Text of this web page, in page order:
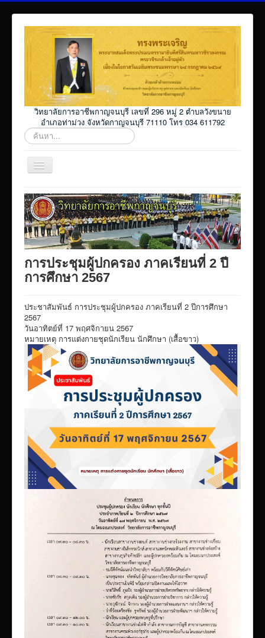
วิทยาลัยการอาชีพกาญจนบุรี เลขที่ 296 หมู่ 2 ตำบลวังขนาย
อำเภอท่าม่วง จังหวัดกาญจนบุรี 71110 โทร 034 611792
ค้นหา...
สลับ
เก
ชั่น
Home
โปรแกรม ศธ02 ออนไลน์
Elearning_kicec
Facebookงานประชาสัมพันธ์
VTR แนะนำวิทยาลัย
ID-PLAN
พัสดุ/จัดซื่อจัดจ้าง
Link รวมระบบรายงานข้อมูลต่าง ๆ
ติดต่อวิทยาลัย
แบบประเมินครูผู้สอน
ห้องสมุดอิเล็กทรอนิกส์
ศูนย์ซ่อมสร้างเพื่อชุมชน FixitCenter
รวม Link หน้าเว็บ QRCode
กฎหมายด้านการศึกษา
ร้องเรียน/ร้องทุกข์/สอบถามรายละเอียด
e-learning(sandbox)
เผยแพร่ผลงานวิชาการ
ข้อมูลเปิดเผยต่อสาธารณะ ita 2569
การประชุมผู้ปกครอง ภาคเรียนที่ 2 ปี
การศึกษา 2567
ประชาสัมพันธ์ การประชุมผู้ปกครอง ภาคเรียนที่ 2 ปีการศึกษา
2567
วันอาทิตย์ที่ 17 พฤศจิกายน 2567
หมายเหตุ การแต่งกายชุดนักเรียน นักศึกษา (เสื้อขาว)